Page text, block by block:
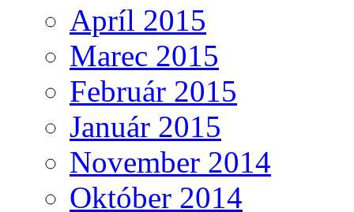
Apríl 2015
Marec 2015
Február 2015
Január 2015
November 2014
Október 2014